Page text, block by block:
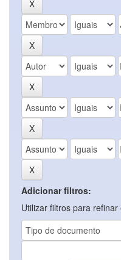
Adicionar filtros:
Utilizar filtros para